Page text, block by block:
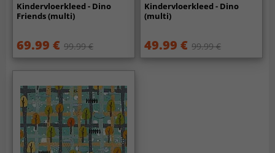
Kindervloerkleed - Dino
Friends (multi)
69.99 € 99.99 €
Kindervloerkleed - Dino
(multi)
49.99 € 99.99 €